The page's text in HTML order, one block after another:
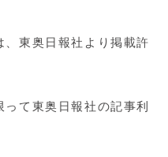
東奥日報社より掲載許
て東奥日報社の記事利